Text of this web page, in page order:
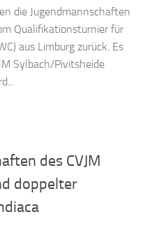
die Jugendmannschaften
Qualifikationsturnier für
aus Limburg zurück. Es
Sylbach/Pivitsheide
des CVJM
doppelter